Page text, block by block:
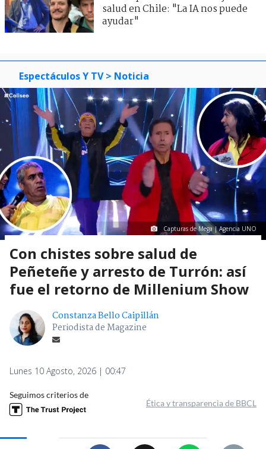
salud en Chile: "La IA nos puede
ayudar"
Espectáculos Y TV > Noticia
Capturas de Mega | Agencia UNO
Con chistes sobre salud de
Peñeteñe y arresto de Turrón: así
fue el retorno de Millenium Show
Constanza Bello Caipillán
Periodista de Magazine
Lunes 10 Agosto, 2026 | 00:47
Seguimos criterios de
Ética y transparencia de BBCL